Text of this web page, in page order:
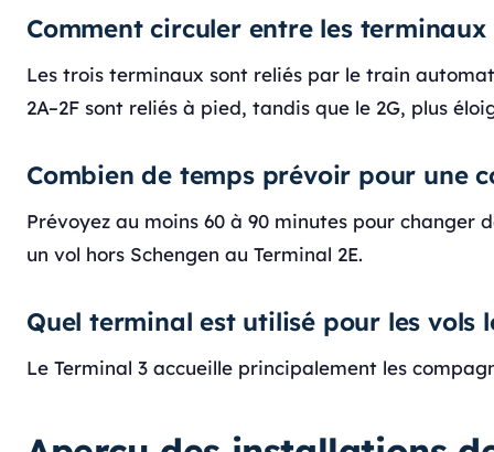
Comment circuler entre les terminaux
Les trois terminaux sont reliés par le train
2A–2F sont reliés à pied, tandis que le 2G, plus
Combien de temps prévoir pour une
Prévoyez au moins 60 à 90 minutes pour
un vol hors Schengen au Terminal 2E.
Quel terminal est utilisé pour les vols
Le Terminal 3 accueille principalement les